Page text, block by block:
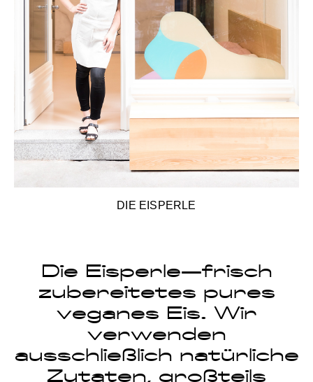
DIE EISPERLE
Die Eisperle—frisch
zubereitetes pures
veganes Eis. Wir
verwenden
ausschließlich natürliche
Zutaten, großteils